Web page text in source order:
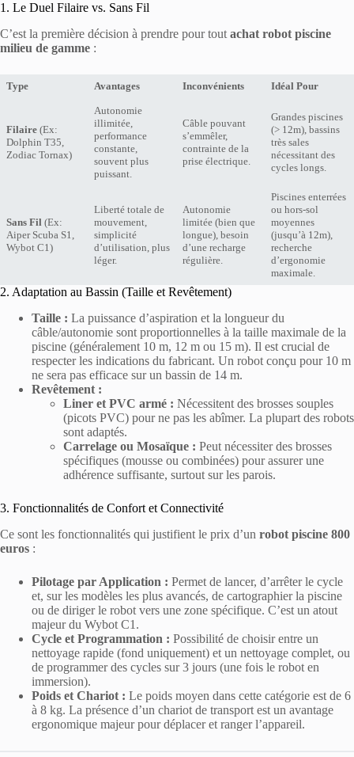
1. Le Duel Filaire vs. Sans Fil
C’est la première décision à prendre pour tout achat robot piscine
milieu de gamme :
Type Avantages Inconvénients Idéal Pour
Filaire(Ex:
Dolphin T35,
Zodiac Tornax)
Autonomie
illimitée,
performance
constante,
souvent plus
puissant.
Câble pouvant
s’emmêler,
contrainte de la
prise électrique.
Grandes piscines
(> 12m), bassins
très sales
nécessitant des
cycles longs.
Sans Fil(Ex:
Aiper Scuba S1,
Wybot C1)
Liberté totale de
mouvement,
simplicité
d’utilisation, plus
léger.
Autonomie
limitée (bien que
longue), besoin
d’une recharge
régulière.
Piscines enterrées
ou hors-sol
moyennes
(jusqu’à 12m),
recherche
d’ergonomie
maximale.
2. Adaptation au Bassin (Taille et Revêtement)
Taille : La puissance d’aspiration et la longueur du
câble/autonomie sont proportionnelles à la taille maximale de la
piscine (généralement 10 m, 12 m ou 15 m). Il est crucial de
respecter les indications du fabricant. Un robot conçu pour 10 m
ne sera pas efficace sur un bassin de 14 m.
Revêtement :
Liner et PVC armé : Nécessitent des brosses souples
(picots PVC) pour ne pas les abîmer. La plupart des robots
sont adaptés.
Carrelage ou Mosaïque : Peut nécessiter des brosses
spécifiques (mousse ou combinées) pour assurer une
adhérence suffisante, surtout sur les parois.
3. Fonctionnalités de Confort et Connectivité
Ce sont les fonctionnalités qui justifient le prix d’un robot piscine 800
euros :
Pilotage par Application : Permet de lancer, d’arrêter le cycle
et, sur les modèles les plus avancés, de cartographier la piscine
ou de diriger le robot vers une zone spécifique. C’est un atout
majeur du Wybot C1.
Cycle et Programmation : Possibilité de choisir entre un
nettoyage rapide (fond uniquement) et un nettoyage complet, ou
de programmer des cycles sur 3 jours (une fois le robot en
immersion).
Poids et Chariot : Le poids moyen dans cette catégorie est de 6
à 8 kg. La présence d’un chariot de transport est un avantage
ergonomique majeur pour déplacer et ranger l’appareil.